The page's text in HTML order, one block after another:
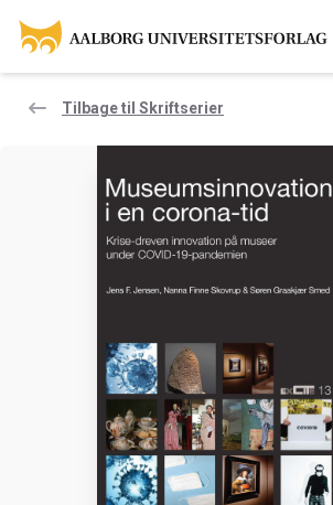
Tilbage til Skriftserier